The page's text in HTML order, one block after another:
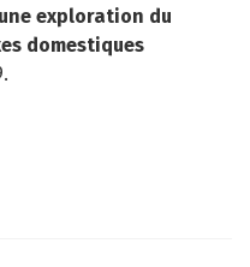
exploration du
domestiques